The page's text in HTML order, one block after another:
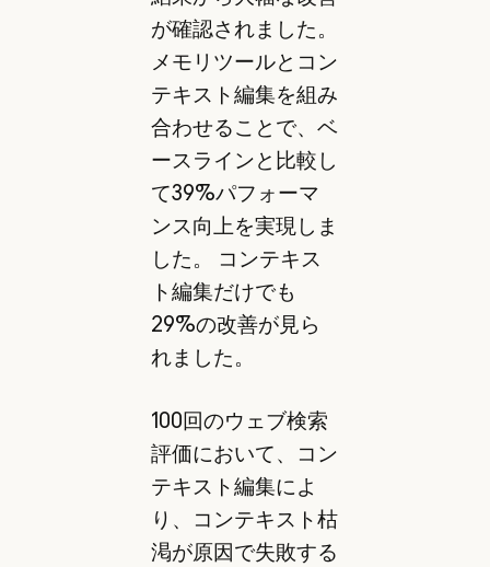
が確認されました。
メモリツールとコン
テキスト編集を組み
合わせることで、ベ
ースラインと比較し
て39%パフォーマ
ンス向上を実現しま
した。 コンテキス
ト編集だけでも
29%の改善が見ら
れました。
100回のウェブ検索
評価において、コン
テキスト編集によ
り、コンテキスト枯
渇が原因で失敗する